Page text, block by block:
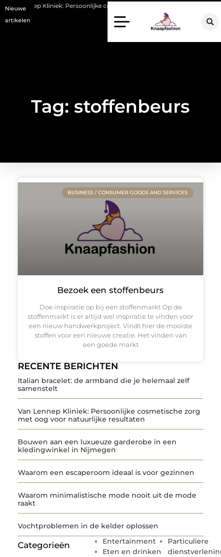
Nieuwe
artikelen
Lennep Kliniek: Persoonlijke cosmetische zorg met oog voor
Tag: stoffenbeurs
RECENTE BERICHTEN
Italian bracelet: de armband die je helemaal zelf
samenstelt
Van Lennep Kliniek: Persoonlijke cosmetische zorg
met oog voor natuurlijke resultaten
Bouwen aan een luxueuze garderobe in een
kledingwinkel in Nijmegen
Waarom een escaperoom ideaal is voor gezinnen
Waarom minimalistische mode nooit uit de mode
raakt
Vochtproblemen in de kelder oplossen
Categorieën
Entertainment
Eten en drinken
Particuliere
BUSINESS / CONSUMER GOODS AND SERVICES
Bezoek een stoffenbeurs
Doe inspiratie op bij een stoffenmarkt Op de
stoffenmarkt is er altijd wel inspiratie te vinden voor
een nieuw handwerkproject. Vindt hier de mooiste
stoffen voor een nieuwe creatie. Het vinden van
een goede markt